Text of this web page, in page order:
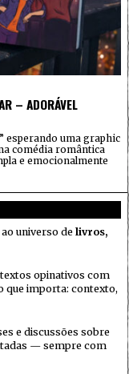
– ADORÁVEL
esperando uma graphic
comédia romântica
e emocionalmente
universo de livros,
opinativos com
que importa: contexto,
e discussões sobre
— sempre com